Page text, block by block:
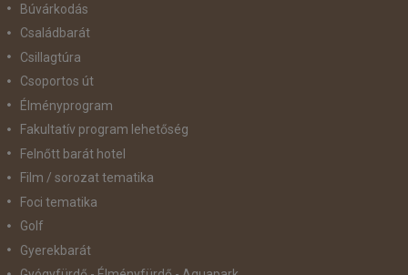
Búvárkodás
Családbarát
Csillagtúra
Csoportos út
Élményprogram
Fakultatív program lehetőség
Felnőtt barát hotel
Film / sorozat tematika
Foci tematika
Golf
Gyerekbarát